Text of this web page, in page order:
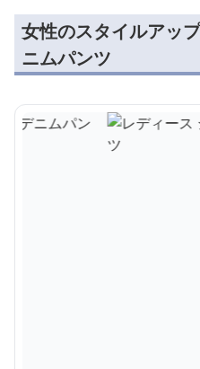
女性のスタイルアッ
ニムパンツ